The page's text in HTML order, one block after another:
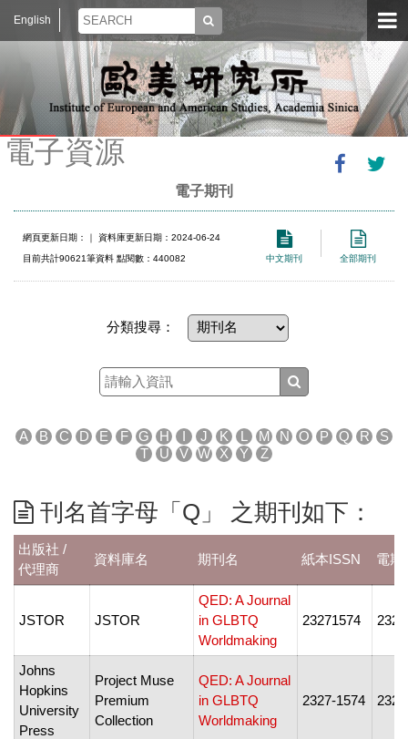
English
電子資源
電子期刊
中文期刊 全部期刊
網頁更新日期： ｜ 資料庫更新日期：2024-06-24
目前共計90621筆資料 點閱數：440082
分類搜尋：
A B C D E F G H I J K L M N O P Q R
S
T
U V W X Y Z
刊名首字母「Q」 之期刊如下：
出版社 /
代理商
資料庫名 期刊名 紙本ISSN 電期
JSTOR JSTOR
QED: A Journal
in GLBTQ
Worldmaking
23271574
Johns
Hopkins
University
Press
Project Muse
Premium
Collection
QED: A Journal
in GLBTQ
Worldmaking
2327-1574